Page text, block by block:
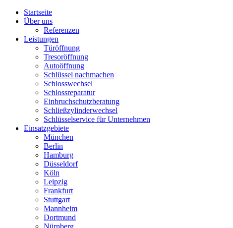
Startseite
Über uns
Referenzen
Leistungen
Türöffnung
Tresoröffnung
Аutoöffnung
Schlüssel nachmachen
Schlosswechsel
Schlossreparatur
Einbruchschutzberatung
Schließzylinderwechsel
Schlüsselservice für Unternehmen
Einsatzgebiete
München
Berlin
Hamburg
Düsseldorf
Köln
Leipzig
Frankfurt
Stuttgart
Mannheim
Dortmund
Nürnberg